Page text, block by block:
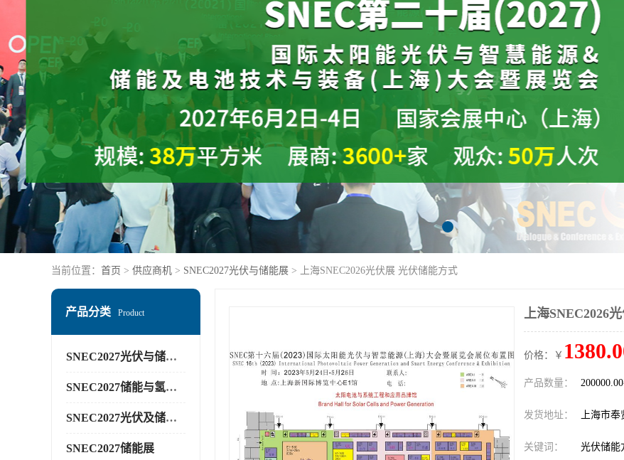
当前位置： 首页 > 供应商机 > SNEC2027光伏与储能展 > 上海SNEC2026光伏展 光伏储能方式
产品分类 Product
SNEC2027光伏与储能展
SNEC2027储能与氢能展
SNEC2027光伏及储能展
SNEC2027储能展
上海SNEC2026
价格：￥
产品数量：
发货地址： 上海市
关键词： 光伏储能